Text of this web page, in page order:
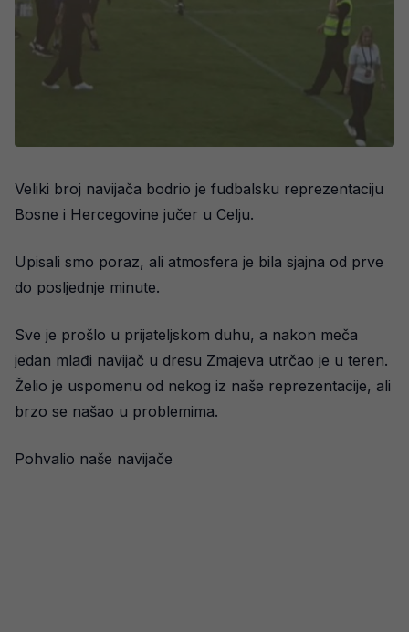
Veliki broj navijača bodrio je fudbalsku reprezentaciju
Bosne i Hercegovine jučer u Celju.
Upisali smo poraz, ali atmosfera je bila sjajna od prve
do posljednje minute.
Sve je prošlo u prijateljskom duhu, a nakon meča
jedan mlađi navijač u dresu Zmajeva utrčao je u teren.
Želio je uspomenu od nekog iz naše reprezentacije, ali
brzo se našao u problemima.
Pohvalio naše navijače